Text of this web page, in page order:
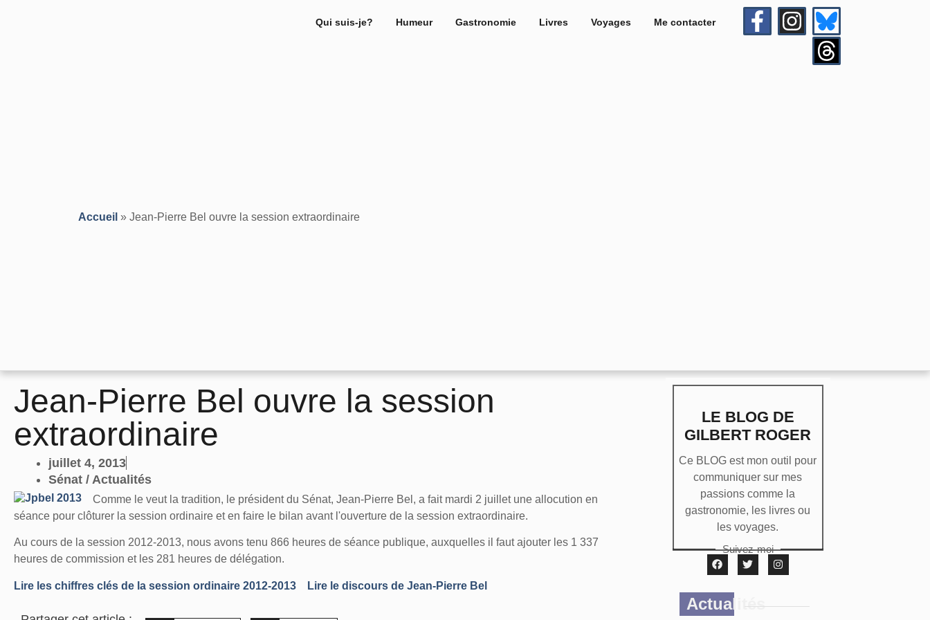
Qui suis-je? Humeur Gastronomie Livres Voyages Me contacter
Accueil » Jean-Pierre Bel ouvre la session extraordinaire
Jean-Pierre Bel ouvre la session
extraordinaire
juillet 4, 2013
Sénat / Actualités
Comme le veut la tradition, le président du Sénat, Jean-Pierre Bel, a fait mardi 2 juillet une allocution en
séance pour clôturer la session ordinaire et en faire le bilan avant l'ouverture de la session extraordinaire.
Au cours de la session 2012-2013, nous avons tenu 866 heures de séance publique, auxquelles il faut ajouter les 1 337
heures de commission et les 281 heures de délégation.
Lire les chiffres clés de la session ordinaire 2012-2013 Lire le discours de Jean-Pierre Bel
LE BLOG DE
GILBERT ROGER
Ce BLOG est mon outil pour
communiquer sur mes
passions comme la
gastronomie, les livres ou
les voyages.
Suivez-moi
Actualités